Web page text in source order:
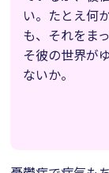
い。たとえ何
も、それをま
そ彼の世界が
ないか。